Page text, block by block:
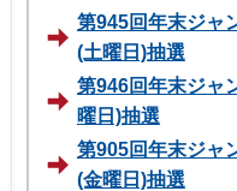
第945回年末ジャ
(土曜日)抽選
第946回年末ジャ
曜日)抽選
第905回年末ジャ
(金曜日)抽選